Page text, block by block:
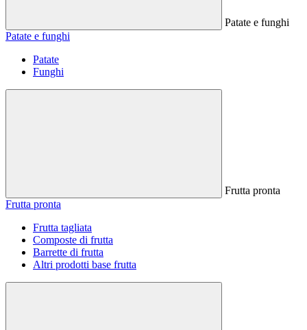
Patate e funghi
Patate e funghi
Patate
Funghi
Frutta pronta
Frutta pronta
Frutta tagliata
Composte di frutta
Barrette di frutta
Altri prodotti base frutta